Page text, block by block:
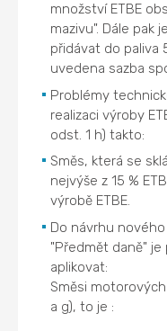
množství ETBE
mazivu". Dále pak
přidávat do paliva
uvedena sazba
Problémy
realizaci výroby
odst. 1 h) takto:
Směs, která se
nejvýše z 15 %
výrobě ETBE.
Do návrhu
"Předmět daně"
aplikovat:
Směsi
a g), to je :